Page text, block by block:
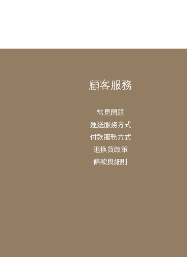
顧客服務
常見問題
運送服務方式
付款服務方式
退換貨政策
條款與細則